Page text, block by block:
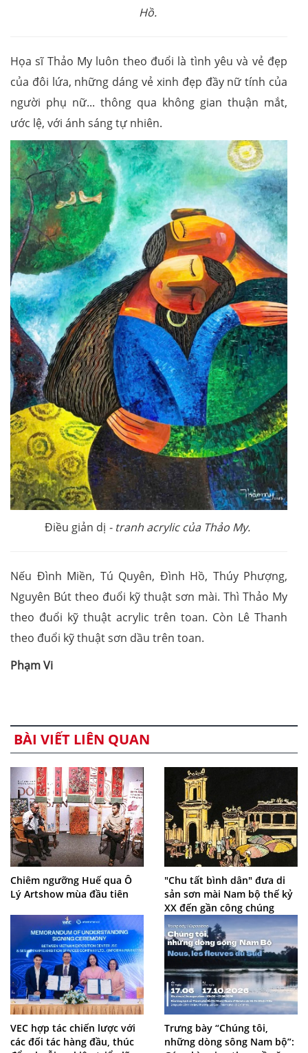
Hồ.
Họa sĩ Thảo My luôn theo đuổi là tình yêu và vẻ đẹp
của đôi lứa, những dáng vẻ xinh đẹp đầy nữ tính của
người phụ nữ... thông qua không gian thuận mắt,
ước lệ, với ánh sáng tự nhiên.
Điều giản dị - tranh acrylic của Thảo My.
Nếu Đình Miền, Tú Quyên, Đình Hồ, Thúy Phượng,
Nguyên Bút theo đuổi kỹ thuật sơn mài. Thì Thảo My
theo đuổi kỹ thuật acrylic trên toan. Còn Lê Thanh
theo đuổi kỹ thuật sơn dầu trên toan.
Phạm Vi
BÀI VIẾT LIÊN QUAN
Chiêm ngưỡng Huế qua Ô
Lý Artshow mùa đầu tiên
"Chu tất bình dân" đưa di
sản sơn mài Nam bộ thế kỷ
XX đến gần công chúng
VEC hợp tác chiến lược với
các đối tác hàng đầu, thúc
Trưng bày “Chúng tôi,
những dòng sông Nam bộ”: